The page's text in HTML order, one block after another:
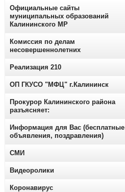
Официальные сайты
муниципальных образований
Калининского МР
Комиссия по делам
несовершеннолетних
Реализация 210
ОП ГКУСО "МФЦ" г.Калининск
Прокурор Калининского района
разъясняет:
Информация для Вас (бесплатные
объявления, поздравления)
СМИ
Видеоролики
Коронавирус